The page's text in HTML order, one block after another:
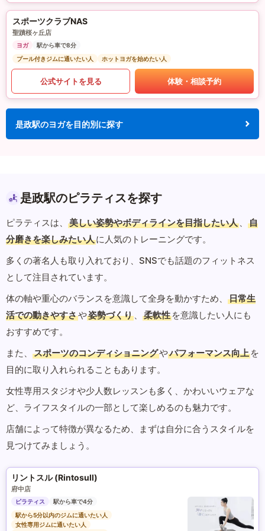
スポーツクラブNAS
聖蹟桜ヶ丘店
ヨガ
駅から車で8分
プール付きジムに通いたい人
ホットヨガを始めたい人
公式サイトを見る 体験・相談予約
是政駅のヨガを目的別に探す
是政駅のピラティスを探す
ピラティスは、 美しい姿勢やボディラインを目指したい人 、
自
分磨きを楽しみたい人に人気のトレーニングです。
多くの著名人も取り入れており、SNSでも話題のフィットネス
として注目されています。
体の軸や重心のバランスを意識して全身を動かすため、
日常生
活での動きやすさや姿勢づくり 、 柔軟性 を意識したい人にも
おすすめです。
また、
スポーツのコンディショニングやパフォーマンス向上 を
目的に取り入れられることもあります。
女性専用スタジオや少人数レッスンも多く、かわいいウェアな
ど、ライフスタイルの一部として楽しめるのも魅力です。
店舗によって特徴が異なるため、まずは自分に合うスタイルを
見つけてみましょう。
リントスル (Rintosull)
府中店
ピラティス
駅から車で4分
駅から5分以内のジムに通いたい人
女性専用ジムに通いたい人